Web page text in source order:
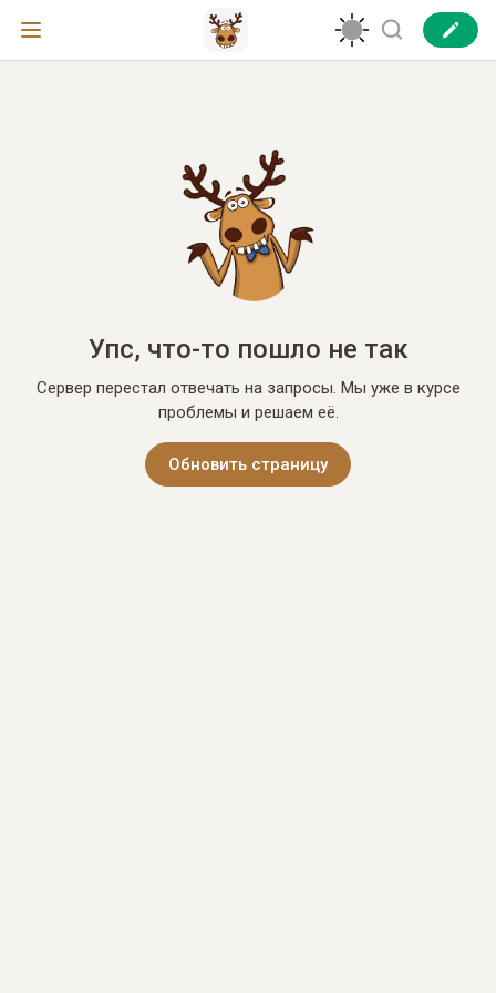
Упс, что-то пошло не так
Сервер перестал отвечать на запросы. Мы уже в курсе
проблемы и решаем её.
Обновить страницу